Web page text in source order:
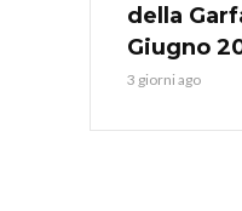
della
Giugno
3 giorni ago